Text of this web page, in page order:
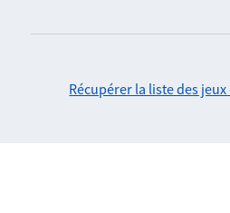
Récupérer la liste des